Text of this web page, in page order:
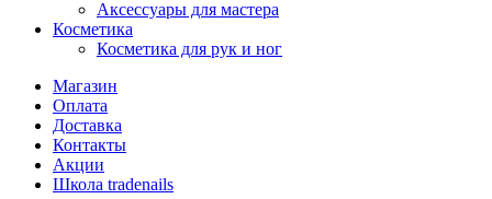
Аксессуары для мастера
Косметика
Косметика для рук и ног
Магазин
Оплата
Доставка
Контакты
Акции
Школа tradenails